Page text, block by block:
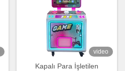
video
Kapalı Para İşletilen